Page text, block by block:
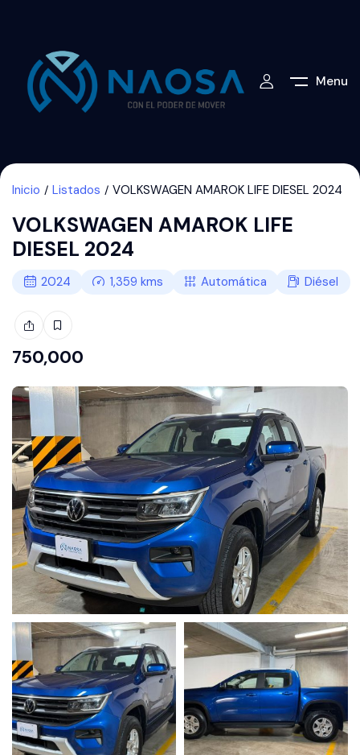
Menu
Inicio Listados VOLKSWAGEN AMAROK LIFE DIESEL 2024
VOLKSWAGEN AMAROK LIFE
DIESEL 2024
2024 1,359kms Automática Diésel
750,000